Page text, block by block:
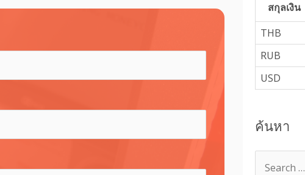
สกุลเงิน
THB
RUB
USD
ค้นหา